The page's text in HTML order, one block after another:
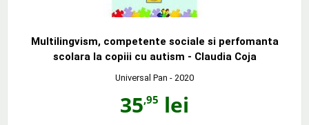
Multilingvism, competente sociale si perfomanta
scolara la copiii cu autism - Claudia Coja
Universal Pan - 2020
35,95 lei